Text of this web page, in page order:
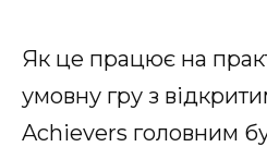
Як це працює на
умовну гру з
Achievers головним